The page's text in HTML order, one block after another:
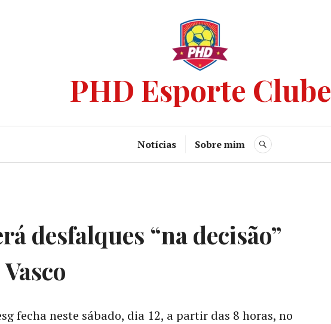
PHD Esporte Clube
Notícias Sobre mim
desfalques “na decisão”
fecha neste sábado, dia 12, a partir das 8 horas, no